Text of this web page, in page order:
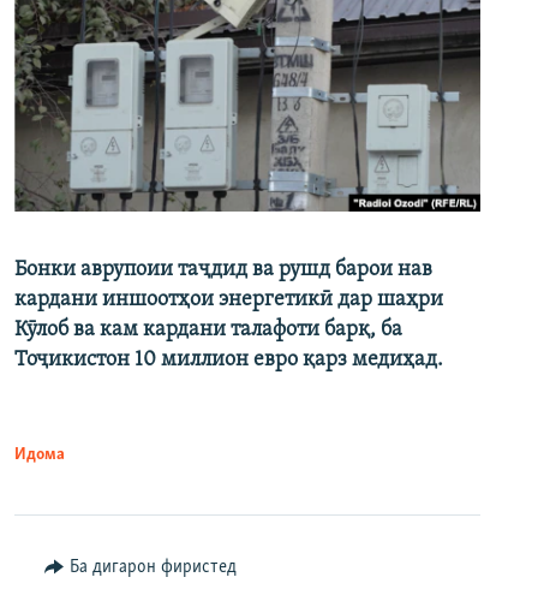
Бонки аврупоии таҷдид ва рушд барои нав
кардани иншоотҳои энергетикӣ дар шаҳри
Кӯлоб ва кам кардани талафоти барқ, ба
Тоҷикистон 10 миллион евро қарз медиҳад.
Идома
Ба дигарон фиристед